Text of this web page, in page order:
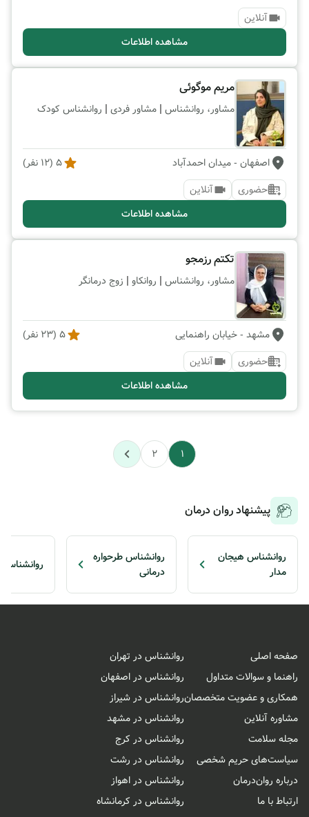
آنلاین
مشاهده اطلاعات
مریم موگوئی
مشاور، روانشناس | مشاور فردی | روانشناس کودک
اصفهان - میدان احمدآباد 5
(
12 نفر)
حضوری
آنلاین
مشاهده اطلاعات
تکتم رزمجو
مشاور، روانشناس | روانکاو | زوج درمانگر
مشهد - خیابان راهنمایی 5
(
23 نفر)
حضوری
آنلاین
مشاهده اطلاعات
1
2
پیشنهاد روان درمان
روانشناس هیجان
مدار
روانشناس طرحواره
درمانی
روانشناس
صفحه اصلی
راهنما و سوالات متداول
همکاری و عضویت متخصصان
مشاوره آنلاین
مجله سلامت
سیاست‌های حریم شخصی
درباره روان‌درمان
ارتباط با ما
روانشناس در تهران
روانشناس در اصفهان
روانشناس در شیراز
روانشناس در مشهد
روانشناس در کرج
روانشناس در رشت
روانشناس در اهواز
روانشناس در کرمانشاه